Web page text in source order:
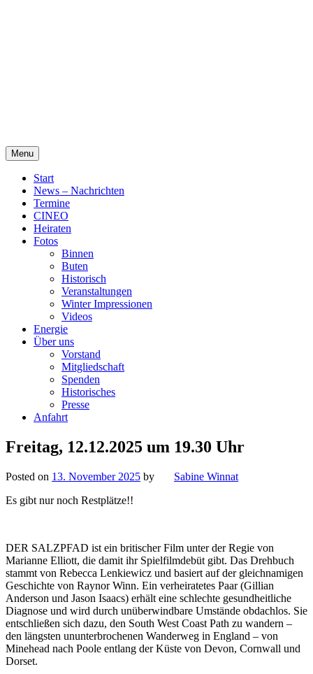
Menu
Start
News – Nachrichten
Termine
CINEO
Heiraten
Fotos
Binnen
Buten
Historisch
Veranstaltungen
Winter Impressionen
Videos
Energie
Über uns
Vorstand
Mitgliedschaft
Spenden
Historisches
Presse
Anfahrt
Freitag, 12.12.2025 um 19.30 Uhr
Posted on 13. November 2025 by
Sabine Winnat
Es gibt nur noch Restplätze!!
DER SALZPFAD ist ein britischer Film unter der Regie von
Marianne Elliott, die damit ihr Spielfilmdebüt gibt. Das Drehbuch
stammt von Rebecca Lenkiewicz und basiert auf der gleichnamigen
Geschichte von Raynor Winn. Ein verheiratetes Paar (Gillian
Anderson und Jason Isaacs) erhält eine schlechte gesundheitliche
Diagnose und wird durch unüberwindbare Umstände obdachlos. Sie
entschließen sich dazu, den South West Coast Path zu wandern –
den längsten ununterbrochenen Wanderweg in England – von
Minehead nach Poole entlang der Küste von Devon, Cornwall und
Dorset.